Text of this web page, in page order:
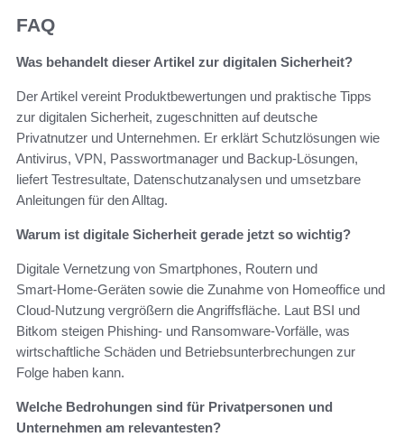
FAQ
Was behandelt dieser Artikel zur digitalen Sicherheit?
Der Artikel vereint Produktbewertungen und praktische Tipps
zur digitalen Sicherheit, zugeschnitten auf deutsche
Privatnutzer und Unternehmen. Er erklärt Schutzlösungen wie
Antivirus, VPN, Passwortmanager und Backup-Lösungen,
liefert Testresultate, Datenschutzanalysen und umsetzbare
Anleitungen für den Alltag.
Warum ist digitale Sicherheit gerade jetzt so wichtig?
Digitale Vernetzung von Smartphones, Routern und
Smart‑Home‑Geräten sowie die Zunahme von Homeoffice und
Cloud‑Nutzung vergrößern die Angriffsfläche. Laut BSI und
Bitkom steigen Phishing‑ und Ransomware‑Vorfälle, was
wirtschaftliche Schäden und Betriebsunterbrechungen zur
Folge haben kann.
Welche Bedrohungen sind für Privatpersonen und
Unternehmen am relevantesten?